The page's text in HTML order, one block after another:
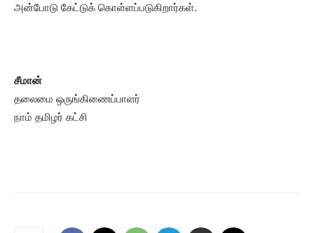
அன்போடு கேட்டுக் கொள்ளப்படுகிறார்கள்.
சீமான்
தலைமை ஒருங்கிணைப்பாளர்
நாம் தமிழர் கட்சி